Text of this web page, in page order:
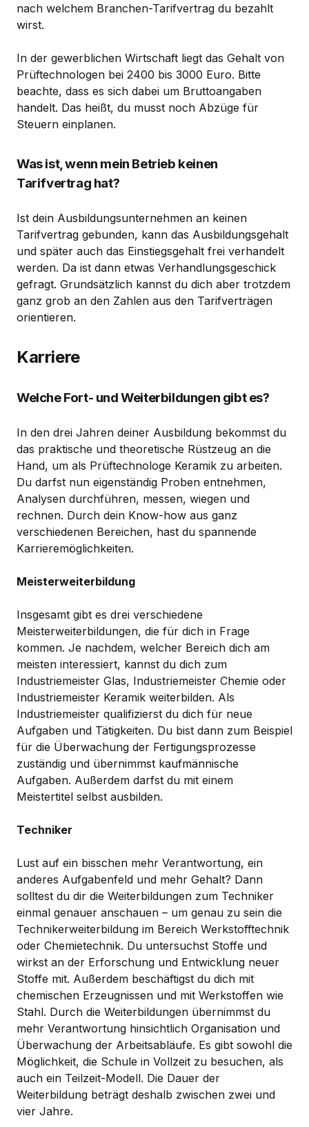
nach welchem Branchen-Tarifvertrag du bezahlt
wirst.
In der gewerblichen Wirtschaft liegt das Gehalt von
Prüftechnologen bei 2400 bis 3000 Euro. Bitte
beachte, dass es sich dabei um Bruttoangaben
handelt. Das heißt, du musst noch Abzüge für
Steuern einplanen.
Was ist, wenn mein Betrieb keinen
Tarifvertrag hat?
Ist dein Ausbildungsunternehmen an keinen
Tarifvertrag gebunden, kann das Ausbildungsgehalt
und später auch das Einstiegsgehalt frei verhandelt
werden. Da ist dann etwas Verhandlungsgeschick
gefragt. Grundsätzlich kannst du dich aber trotzdem
ganz grob an den Zahlen aus den Tarifverträgen
orientieren.
Karriere
Welche Fort- und Weiterbildungen gibt es?
In den drei Jahren deiner Ausbildung bekommst du
das praktische und theoretische Rüstzeug an die
Hand, um als Prüftechnologe Keramik zu arbeiten.
Du darfst nun eigenständig Proben entnehmen,
Analysen durchführen, messen, wiegen und
rechnen. Durch dein Know-how aus ganz
verschiedenen Bereichen, hast du spannende
Karrieremöglichkeiten.
Meisterweiterbildung
Insgesamt gibt es drei verschiedene
Meisterweiterbildungen, die für dich in Frage
kommen. Je nachdem, welcher Bereich dich am
meisten interessiert, kannst du dich zum
Industriemeister Glas, Industriemeister Chemie oder
Industriemeister Keramik weiterbilden. Als
Industriemeister qualifizierst du dich für neue
Aufgaben und Tätigkeiten. Du bist dann zum Beispiel
für die Überwachung der Fertigungsprozesse
zuständig und übernimmst kaufmännische
Aufgaben. Außerdem darfst du mit einem
Meistertitel selbst ausbilden.
Techniker
Lust auf ein bisschen mehr Verantwortung, ein
anderes Aufgabenfeld und mehr Gehalt? Dann
solltest du dir die Weiterbildungen zum Techniker
einmal genauer anschauen – um genau zu sein die
Technikerweiterbildung im Bereich Werkstofftechnik
oder Chemietechnik. Du untersuchst Stoffe und
wirkst an der Erforschung und Entwicklung neuer
Stoffe mit. Außerdem beschäftigst du dich mit
chemischen Erzeugnissen und mit Werkstoffen wie
Stahl. Durch die Weiterbildungen übernimmst du
mehr Verantwortung hinsichtlich Organisation und
Überwachung der Arbeitsabläufe. Es gibt sowohl die
Möglichkeit, die Schule in Vollzeit zu besuchen, als
auch ein Teilzeit-Modell. Die Dauer der
Weiterbildung beträgt deshalb zwischen zwei und
vier Jahre.